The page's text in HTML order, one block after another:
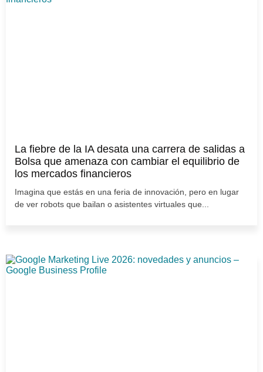
La fiebre de la IA desata una carrera de salidas a
Bolsa que amenaza con cambiar el equilibrio de
los mercados financieros
Imagina que estás en una feria de innovación, pero en lugar
de ver robots que bailan o asistentes virtuales que...